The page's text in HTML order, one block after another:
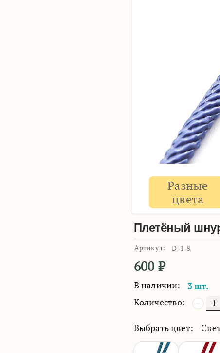
Разные
цвета
Плетёный
Артикул: D-1-8
600 ₽
В наличии:
3 шт.
Количество:
−
Выбрать цвет: